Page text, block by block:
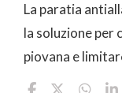
La paratia
la soluzione per
piovana e